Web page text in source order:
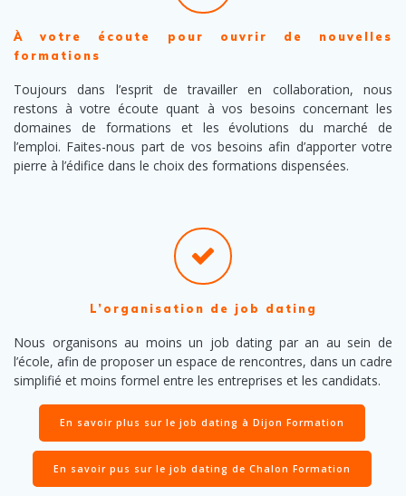
À votre écoute pour ouvrir de nouvelles
formations
Toujours dans l’esprit de travailler en collaboration, nous
restons à votre écoute quant à vos besoins concernant les
domaines de formations et les évolutions du marché de
l’emploi. Faites-nous part de vos besoins afin d’apporter votre
pierre à l’édifice dans le choix des formations dispensées.
L’organisation de job dating
Nous organisons au moins un job dating par an au sein de
l’école, afin de proposer un espace de rencontres, dans un cadre
simplifié et moins formel entre les entreprises et les candidats.
En savoir plus sur le job dating à Dijon Formation
En savoir pus sur le job dating de Chalon Formation